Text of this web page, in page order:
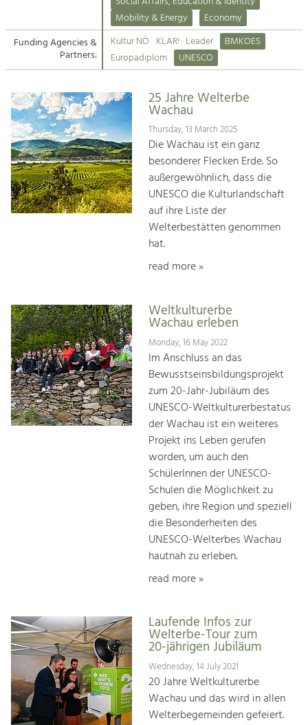
Suche
Impressum
Kontakt
Tourism
Offer Development and Positioning
Art & Culture
Crafts, Science and Research.
Social Affairs, Education
& Identity
Equality, Youth and Integration.
Climate Change, Public Transport and
Increase in Regional Value Added.
Mobility & Energy
Economy
Funding Agencies &
Partners:
Kultur NÖ KLAR! Leader
BMKOES
Europadiplom
UNESCO
25 Jahre Welterbe
Wachau
Thursday, 13 March 2025
Die Wachau ist ein ganz
besonderer Flecken Erde. So
außergewöhnlich, dass die
UNESCO die Kulturlandschaft
auf ihre Liste der
Welterbestätten genommen
hat.
read more »
Weltkulturerbe
Wachau erleben
Monday, 16 May 2022
Im Anschluss an das
Bewusstseinsbildungsprojekt
zum 20-Jahr-Jubiläum des
UNESCO-Weltkulturerbestatus
der Wachau ist ein weiteres
Projekt ins Leben gerufen
worden, um auch den
SchülerInnen der UNESCO-
Schulen die Möglichkeit zu
geben, ihre Region und speziell
die Besonderheiten des
UNESCO-Welterbes Wachau
hautnah zu erleben.
read more »
Laufende Infos zur
Welterbe-Tour zum
20-jährigen Jubiläum
Wednesday, 14 July 2021
20 Jahre Weltkulturerbe
Wachau und das wird in allen
Welterbegemeinden gefeiert.